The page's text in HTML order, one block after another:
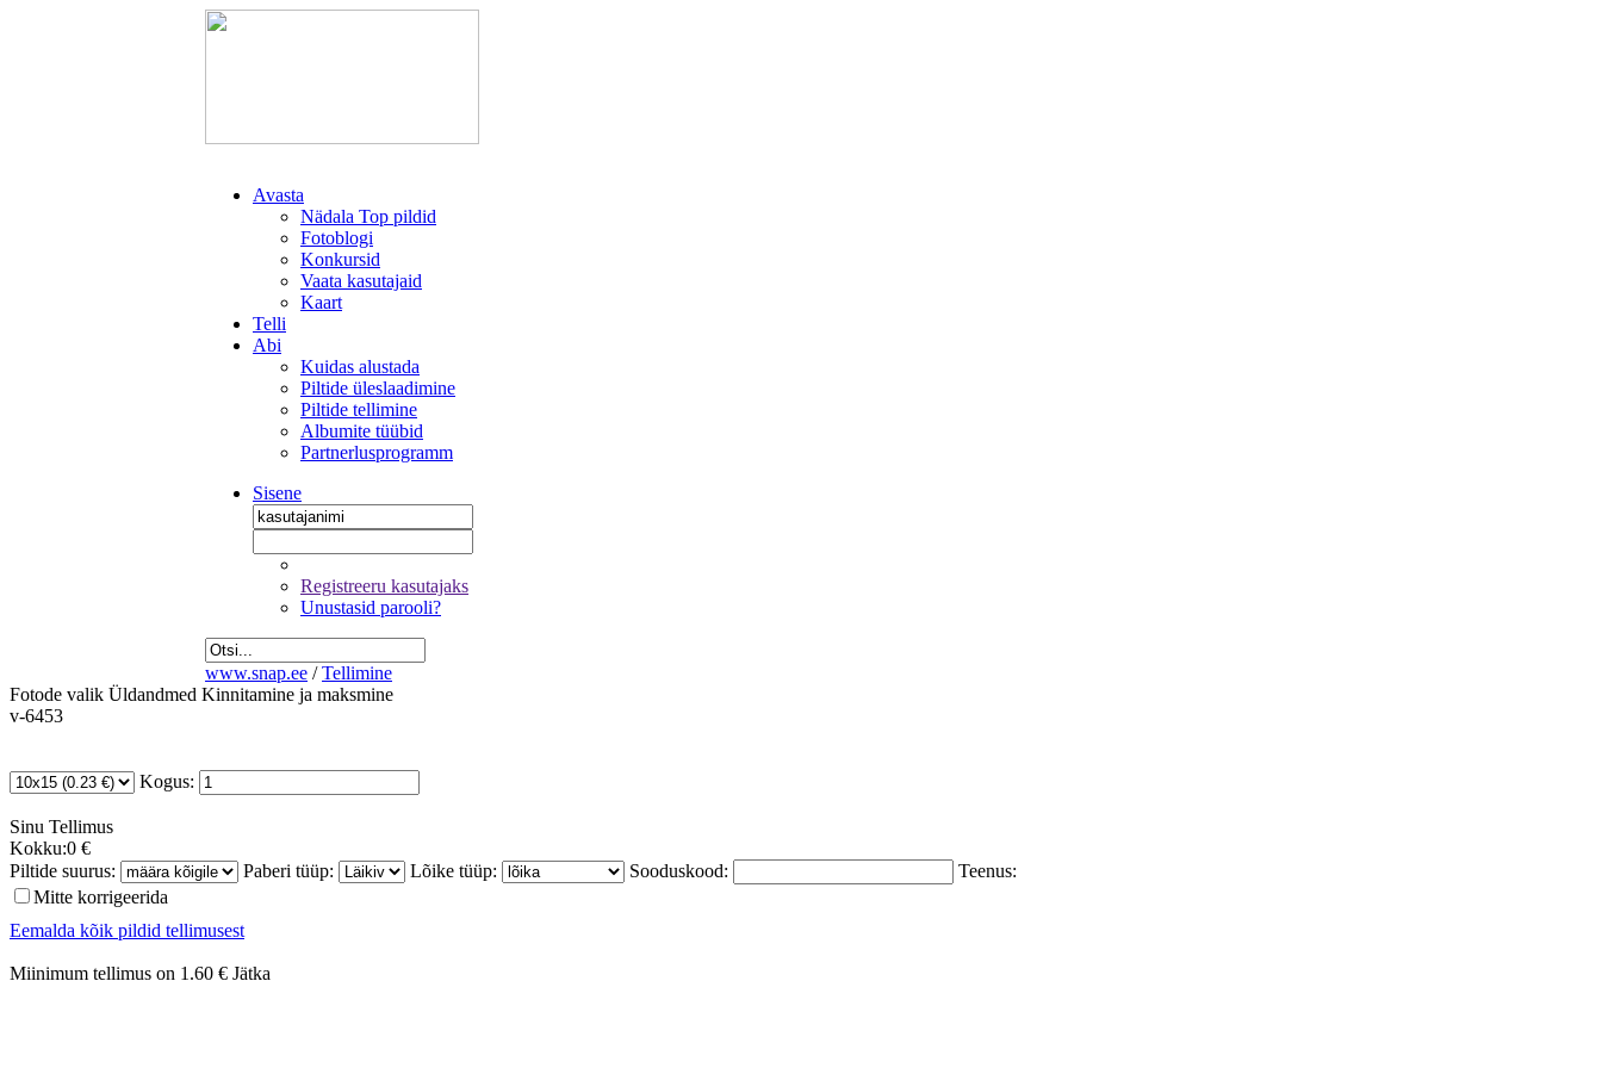
Avasta
Nädala Top pildid
Fotoblogi
Konkursid
Vaata kasutajaid
Kaart
Telli
Abi
Kuidas alustada
Piltide üleslaadimine
Piltide tellimine
Albumite tüübid
Partnerlusprogramm
Sisene
Registreeru kasutajaks
Unustasid parooli?
www.snap.ee / Tellimine
Fotode valik Üldandmed Kinnitamine ja maksmine
v-6453
Kogus:
Sinu Tellimus
Kokku:0 €
Piltide suurus:
Paberi tüüp: Lõike tüüp: Sooduskood:
Teenus:
Mitte korrigeerida
Eemalda kõik pildid tellimusest
Miinimum tellimus on 1.60 € Jätka